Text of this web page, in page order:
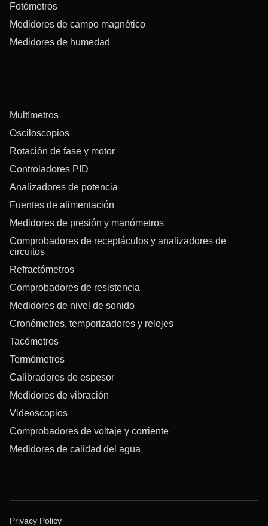
Fotómetros
Medidores de campo magnético
Medidores de humedad
Multímetros
Osciloscopios
Rotación de fase y motor
Controladores PID
Analizadores de potencia
Fuentes de alimentación
Medidores de presión y manómetros
Comprobadores de receptáculos y analizadores de
circuitos
Refractómetros
Comprobadores de resistencia
Medidores de nivel de sonido
Cronómetros, temporizadores y relojes
Tacómetros
Termómetros
Calibradores de espesor
Medidores de vibración
Videoscopios
Comprobadores de voltaje y corriente
Medidores de calidad del agua
Privacy Policy